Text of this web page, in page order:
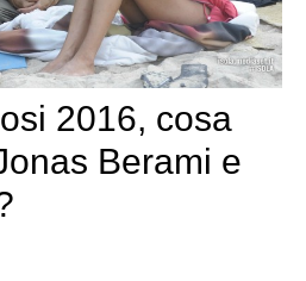
2016, cosa
Berami e